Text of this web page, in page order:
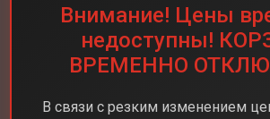
Внимание! Цены
недоступны!
ВРЕМЕННО
В связи с резким изменением